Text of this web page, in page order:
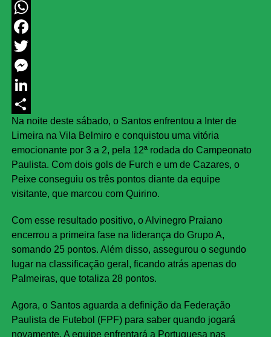
WhatsApp
Facebook
Twitter
Messenger
LinkedIn
Share
Na noite deste sábado, o Santos enfrentou a Inter de
Limeira na Vila Belmiro e conquistou uma vitória
emocionante por 3 a 2, pela 12ª rodada do Campeonato
Paulista. Com dois gols de Furch e um de Cazares, o
Peixe conseguiu os três pontos diante da equipe
visitante, que marcou com Quirino.
Com esse resultado positivo, o Alvinegro Praiano
encerrou a primeira fase na liderança do Grupo A,
somando 25 pontos. Além disso, assegurou o segundo
lugar na classificação geral, ficando atrás apenas do
Palmeiras, que totaliza 28 pontos.
Agora, o Santos aguarda a definição da Federação
Paulista de Futebol (FPF) para saber quando jogará
novamente. A equipe enfrentará a Portuguesa nas